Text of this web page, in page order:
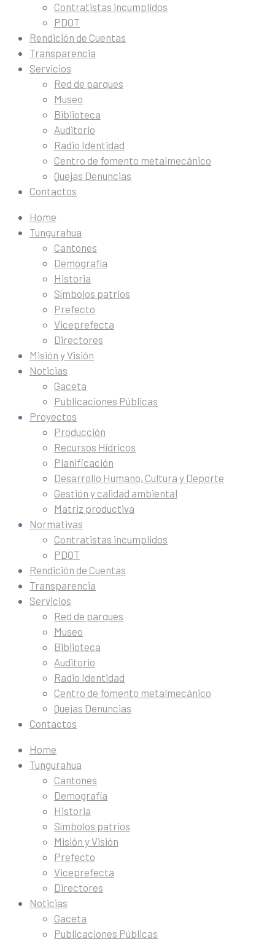
Contratistas incumplidos
PDOT
Rendición de Cuentas
Transparencia
Servicios
Red de parques
Museo
Biblioteca
Auditorio
Radio Identidad
Centro de fomento metalmecánico
Quejas Denuncias
Contactos
Home
Tungurahua
Cantones
Demografía
Historia
Símbolos patrios
Prefecto
Viceprefecta
Directores
Misión y Visión
Noticias
Gaceta
Publicaciones Públicas
Proyectos
Producción
Recursos Hídricos
Planificación
Desarrollo Humano, Cultura y Deporte
Gestión y calidad ambiental
Matriz productiva
Normativas
Contratistas incumplidos
PDOT
Rendición de Cuentas
Transparencia
Servicios
Red de parques
Museo
Biblioteca
Auditorio
Radio Identidad
Centro de fomento metalmecánico
Quejas Denuncias
Contactos
Home
Tungurahua
Cantones
Demografía
Historia
Símbolos patrios
Misión y Visión
Prefecto
Viceprefecta
Directores
Noticias
Gaceta
Publicaciones Públicas